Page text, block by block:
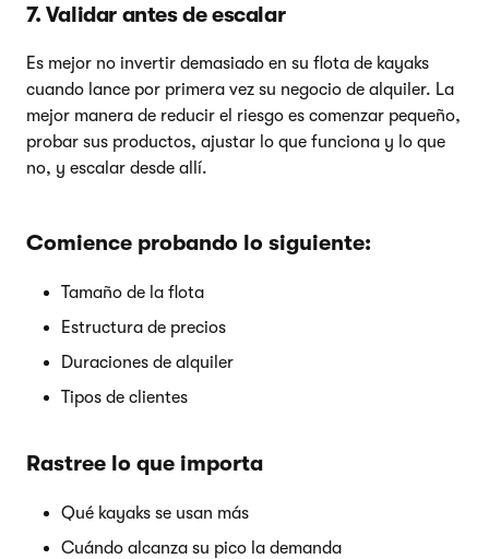
7. Validar antes de escalar
Es mejor no invertir demasiado en su flota de kayaks
cuando lance por primera vez su negocio de alquiler. La
mejor manera de reducir el riesgo es comenzar pequeño,
probar sus productos, ajustar lo que funciona y lo que
no, y escalar desde allí.
Comience probando lo siguiente:
Tamaño de la flota
Estructura de precios
Duraciones de alquiler
Tipos de clientes
Rastree lo que importa
Qué kayaks se usan más
Cuándo alcanza su pico la demanda